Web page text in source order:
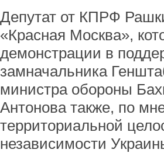
Депутат от КПРФ
«Красная Москва»,
демонстрации в
замначальника
министра обороны
Антонова также, по
территориальной
независимости